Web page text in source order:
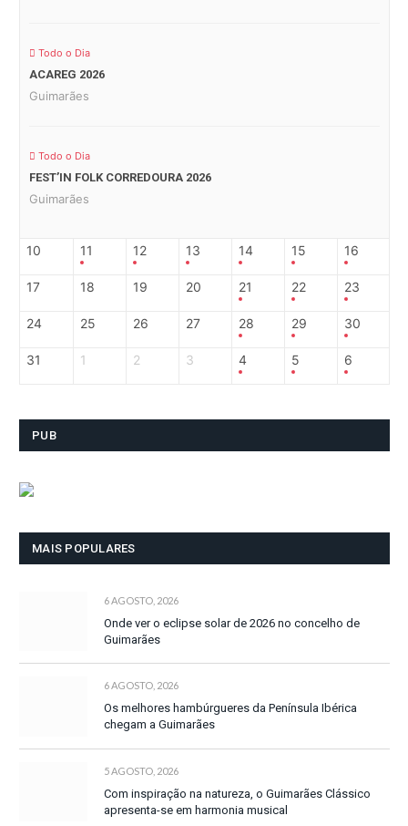
Todo o Dia
ACAREG 2026
Guimarães
Todo o Dia
FEST’IN FOLK CORREDOURA 2026
Guimarães
10 11 12 13 14 15 16
17 18 19 20 21 22 23
24 25 26 27 28 29 30
31 1 2 3 4 5 6
PUB
MAIS POPULARES
6 AGOSTO, 2026
Onde ver o eclipse solar de 2026 no concelho de
Guimarães
6 AGOSTO, 2026
Os melhores hambúrgueres da Península Ibérica
chegam a Guimarães
5 AGOSTO, 2026
Com inspiração na natureza, o Guimarães Clássico
apresenta-se em harmonia musical